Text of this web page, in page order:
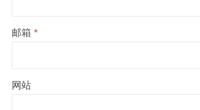
邮箱 *
网站